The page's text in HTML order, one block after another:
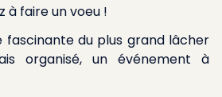
à faire un voeu !
fascinante du plus grand lâcher
organisé, un événement à